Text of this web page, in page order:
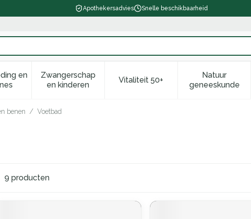
Apothekersadvies Snelle beschikbaarheid
verzorging en hygiëne categorie
en
submenu voor Dieet, voeding en vitamines categorie
Zwangerschap
en kinderenToon submenu voor Zwangerschap en kinderen
Vitaliteit 50+Toon submenu voor Vitaliteit
Natuur
geneeskunde
Toon
benen / Voetbad
9 producten